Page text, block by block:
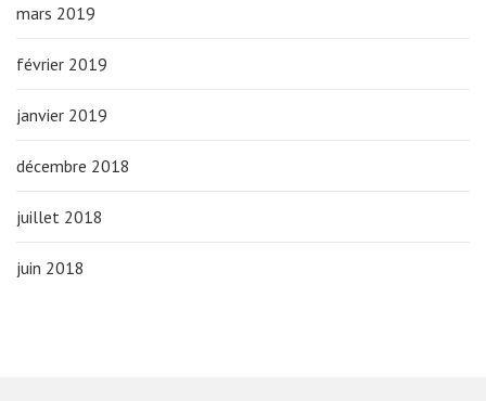
mars 2019
février 2019
janvier 2019
décembre 2018
juillet 2018
juin 2018